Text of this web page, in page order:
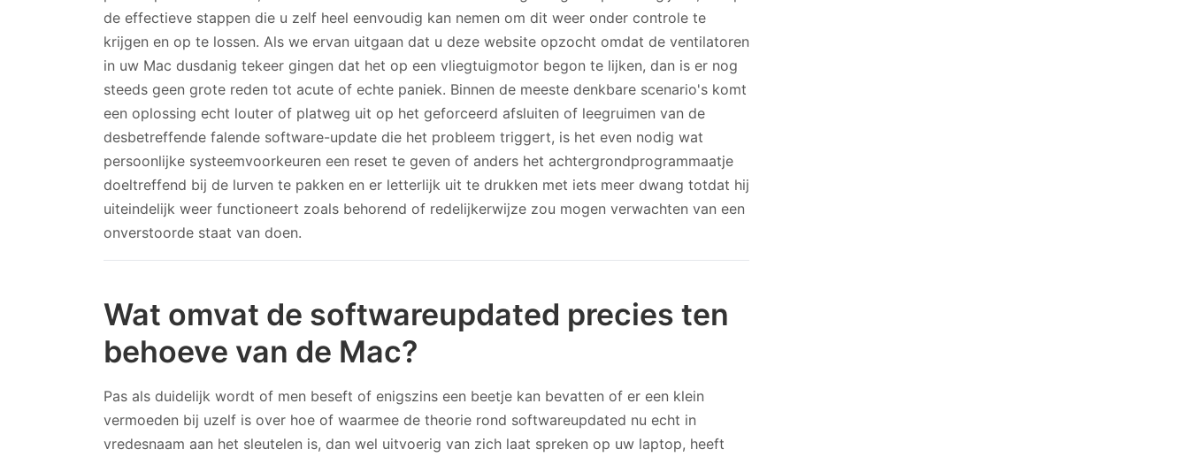
de effectieve stappen die u zelf heel eenvoudig kan nemen om dit weer onder controle te
krijgen en op te lossen. Als we ervan uitgaan dat u deze website opzocht omdat de ventilatoren
in uw Mac dusdanig tekeer gingen dat het op een vliegtuigmotor begon te lijken, dan is er nog
steeds geen grote reden tot acute of echte paniek. Binnen de meeste denkbare scenario's komt
een oplossing echt louter of platweg uit op het geforceerd afsluiten of leegruimen van de
desbetreffende falende software-update die het probleem triggert, is het even nodig wat
persoonlijke systeemvoorkeuren een reset te geven of anders het achtergrondprogrammaatje
doeltreffend bij de lurven te pakken en er letterlijk uit te drukken met iets meer dwang totdat hij
uiteindelijk weer functioneert zoals behorend of redelijkerwijze zou mogen verwachten van een
onverstoorde staat van doen.
Wat omvat de softwareupdated precies ten
behoeve van de Mac?
Pas als duidelijk wordt of men beseft of enigszins een beetje kan bevatten of er een klein
vermoeden bij uzelf is over hoe of waarmee de theorie rond softwareupdated nu echt in
vredesnaam aan het sleutelen is, dan wel uitvoerig van zich laat spreken op uw laptop, heeft